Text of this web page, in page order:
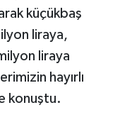
küçükbaş
liraya,
liraya
hayırlı
konuştu.